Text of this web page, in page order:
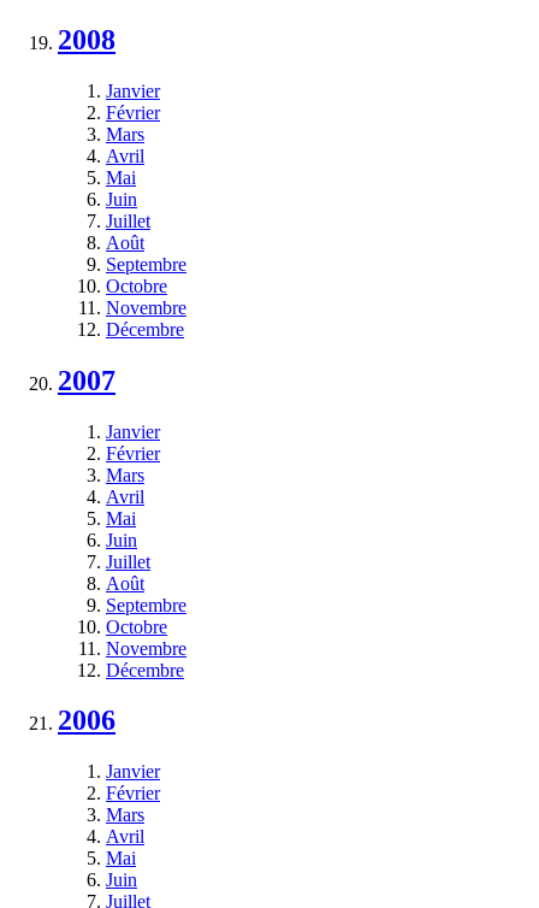
2008
Janvier
Février
Mars
Avril
Mai
Juin
Juillet
Août
Septembre
Octobre
Novembre
Décembre
2007
Janvier
Février
Mars
Avril
Mai
Juin
Juillet
Août
Septembre
Octobre
Novembre
Décembre
2006
Janvier
Février
Mars
Avril
Mai
Juin
Juillet